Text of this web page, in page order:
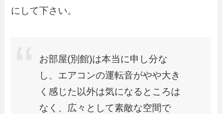
にして下さい。
お部屋(別館)は本当に申し分な
し、エアコンの運転音がやや大き
く感じた以外は気になるところは
なく、広々として素敵な空間で